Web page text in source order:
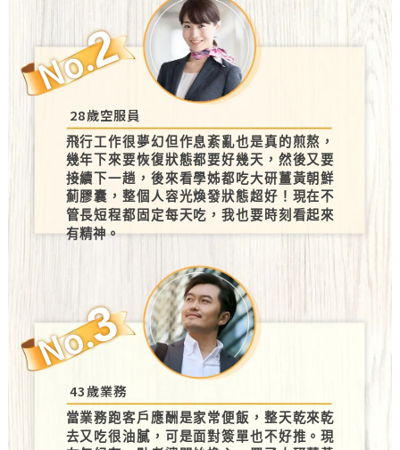
No.2
No.3
28歲空服員
43歲業務
飛行工作很夢幻但作息紊亂也是真的煎熬，
幾年下來要恢復狀態都要好幾天，然後又要
接續下一趟，後來看學姊都吃大研薑黃朝鮮
薊膠囊，整個人容光煥發狀態超好！現在不
管長短程都固定每天吃，我也要時刻看起來
有精神。
當業務跑客戶應酬是家常便飯，整天乾來乾
去又吃很油膩，可是面對簽單也不好推。現